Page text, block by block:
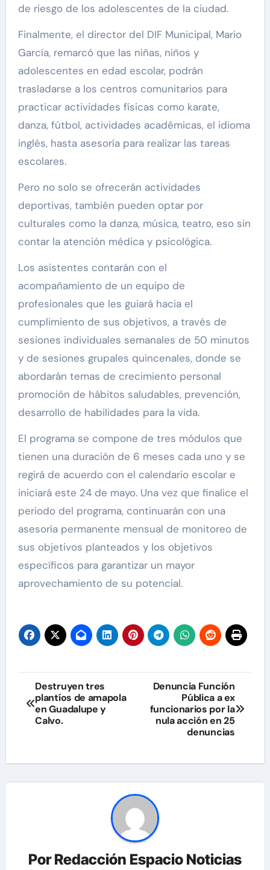
de riesgo de los adolescentes de la ciudad.
Finalmente, el director del DIF Municipal, Mario
García, remarcó que las niñas, niños y
adolescentes en edad escolar, podrán
trasladarse a los centros comunitarios para
practicar actividades físicas como karate,
danza, fútbol, actividades académicas, el idioma
inglés, hasta asesoría para realizar las tareas
escolares.
Pero no solo se ofrecerán actividades
deportivas, también pueden optar por
culturales como la danza, música, teatro, eso sin
contar la atención médica y psicológica.
Los asistentes contarán con el
acompañamiento de un equipo de
profesionales que les guiará hacia el
cumplimiento de sus objetivos, a través de
sesiones individuales semanales de 50 minutos
y de sesiones grupales quincenales, donde se
abordarán temas de crecimiento personal
promoción de hábitos saludables, prevención,
desarrollo de habilidades para la vida.
El programa se compone de tres módulos que
tienen una duración de 6 meses cada uno y se
regirá de acuerdo con el calendario escolar e
iniciará este 24 de mayo. Una vez que finalice el
periodo del programa, continuarán con una
asesoría permanente mensual de monitoreo de
sus objetivos planteados y los objetivos
específicos para garantizar un mayor
aprovechamiento de su potencial.
Navegación
de
Destruyen tres
plantíos de amapola
en Guadalupe y
Calvo.
Denuncia Función
Pública a ex
funcionarios por la
nula acción en 25
denuncias
PorRedacción Espacio Noticias